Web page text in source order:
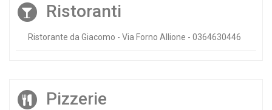
Ristoranti
Ristorante da Giacomo - Via Forno Allione - 0364630446
Pizzerie